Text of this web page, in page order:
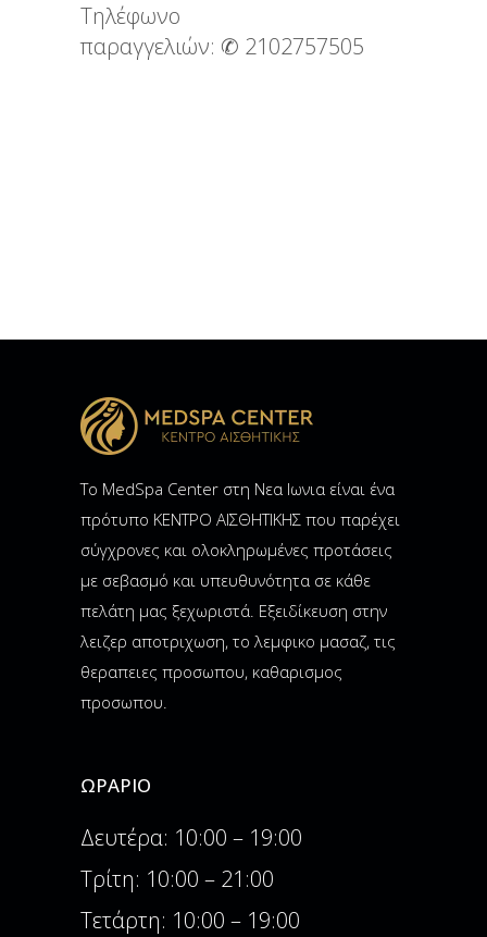
Τηλέφωνο
παραγγελιών: ✆ 2102757505
Το MedSpa Center στη Νεα Ιωνια είναι ένα
πρότυπο ΚΕΝΤΡΟ ΑΙΣΘΗΤΙΚΗΣ που παρέχει
σύγχρονες και ολοκληρωμένες προτάσεις
με σεβασμό και υπευθυνότητα σε κάθε
πελάτη μας ξεχωριστά. Εξειδίκευση στην
λειζερ αποτριχωση, το λεμφικο μασαζ, τις
θεραπειες προσωπου, καθαρισμος
προσωπου.
ΩΡΆΡΙΟ
Δευτέρα: 10:00 – 19:00
Τρίτη: 10:00 – 21:00
Τετάρτη: 10:00 – 19:00